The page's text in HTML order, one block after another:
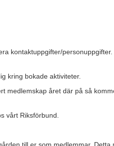
kontaktuppgifter/
kring bokade aktiviteter.
medlemskap året där på så
vårt Riksförbund.